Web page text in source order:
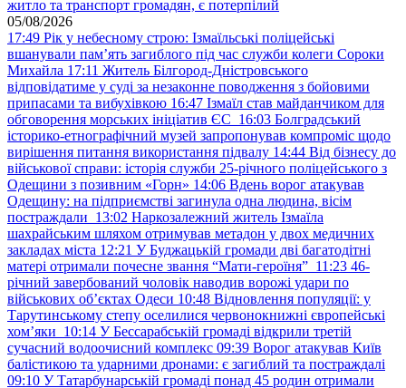
житло та транспорт громадян, є потерпілий
05/08/2026
17:49 Рік у небесному строю: Ізмаїльські поліцейські
вшанували пам’ять загиблого під час служби колеги Сороки
Михайла 17:11 Житель Білгород-Дністровського
відповідатиме у суді за незаконне поводження з бойовими
припасами та вибухівкою 16:47 Ізмаїл став майданчиком для
обговорення морських ініціатив ЄС 16:03 Болградський
історико-етнографічний музей запропонував компроміс щодо
вирішення питання використання підвалу 14:44 Від бізнесу до
військової справи: історія служби 25-річного поліцейського з
Одещини з позивним «Горн» 14:06 Вдень ворог атакував
Одещину: на підприємстві загинула одна людина, вісім
постраждали 13:02 Наркозалежний житель Ізмаїла
шахрайським шляхом отримував метадон у двох медичних
закладах міста 12:21 У Буджацькій громади дві багатодітні
матері отримали почесне звання “Мати-героїня” 11:23 46-
річний завербований чоловік наводив ворожі удари по
військових обʼєктах Одеси 10:48 Відновлення популяції: у
Тарутинському степу оселилися червонокнижні європейські
хом’яки 10:14 У Бессарабській громаді відкрили третій
сучасний водоочисний комплекс 09:39 Ворог атакував Київ
балістикою та ударними дронами: є загиблий та постраждалі
09:10 У Татарбунарській громаді понад 45 родин отримали